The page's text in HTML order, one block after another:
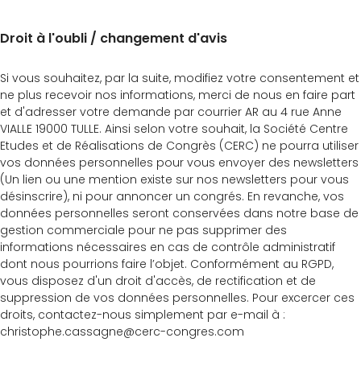
Droit à l'oubli / changement d'avis
Si vous souhaitez, par la suite, modifiez votre consentement et
ne plus recevoir nos informations, merci de nous en faire part
et d'adresser votre demande par courrier AR au 4 rue Anne
VIALLE 19000 TULLE. Ainsi selon votre souhait, la Société Centre
Etudes et de Réalisations de Congrès (CERC) ne pourra utiliser
vos données personnelles pour vous envoyer des newsletters
(Un lien ou une mention existe sur nos newsletters pour vous
désinscrire), ni pour annoncer un congrés. En revanche, vos
données personnelles seront conservées dans notre base de
gestion commerciale pour ne pas supprimer des
informations nécessaires en cas de contrôle administratif
dont nous pourrions faire l’objet. Conformément au RGPD,
vous disposez d'un droit d'accès, de rectification et de
suppression de vos données personnelles. Pour excercer ces
droits, contactez-nous simplement par e-mail à :
christophe.cassagne@cerc-congres.com